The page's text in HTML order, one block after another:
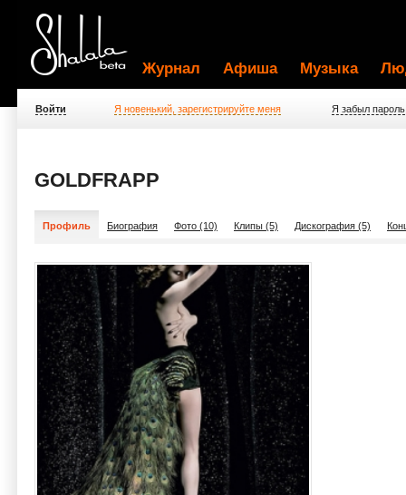
Журнал Афиша Музыка
Войти Я новенький, зарегистрируйте меня Я забыл пароль
GOLDFRAPP
Профиль Биография Фото (10) Клипы (5) Дискография (5)